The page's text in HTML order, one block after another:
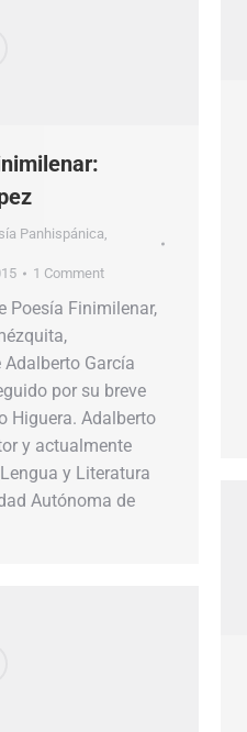
Panhispánica
1 Comment
Poesía Finimilenar,
García
por su breve
Higuera. Adalberto
y actualmente
y Literatura
Autónoma de